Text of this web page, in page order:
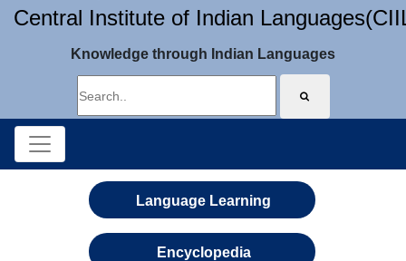
Central Institute of Indian
Knowledge through Indian Languages
Language Learning
Encyclopedia